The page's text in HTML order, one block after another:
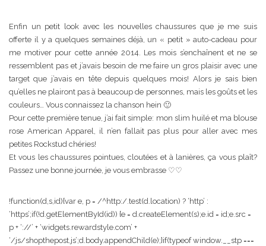
Enfin un petit look avec les nouvelles chaussures que je me suis
offerte il y a quelques semaines déjà, un « petit » auto-cadeau pour
me motiver pour cette année 2014. Les mois s’enchaînent et ne se
ressemblent pas et j’avais besoin de me faire un gros plaisir avec une
target que j’avais en tête depuis quelques mois! Alors je sais bien
qu’elles ne plairont pas à beaucoup de personnes, mais les goûts et les
couleurs… Vous connaissez la chanson hein 🙂
Pour cette première tenue, j’ai fait simple: mon slim huilé et ma blouse
rose American Apparel, il n’en fallait pas plus pour aller avec mes
petites Rockstud chéries!
Et vous les chaussures pointues, cloutées et à lanières, ça vous plaît?
Passez une bonne journée, je vous embrasse ♡♡
!function(d,s,id){var e, p = /^http:/.test(d.location) ? ‘http’ :
‘https’;if(!d.getElementById(id)) {e = d.createElement(s);e.id = id;e.src =
p + ‘://’ + ‘widgets.rewardstyle.com’ +
‘/js/shopthepost.js’;d.body.appendChild(e);}if(typeof window.__stp ===